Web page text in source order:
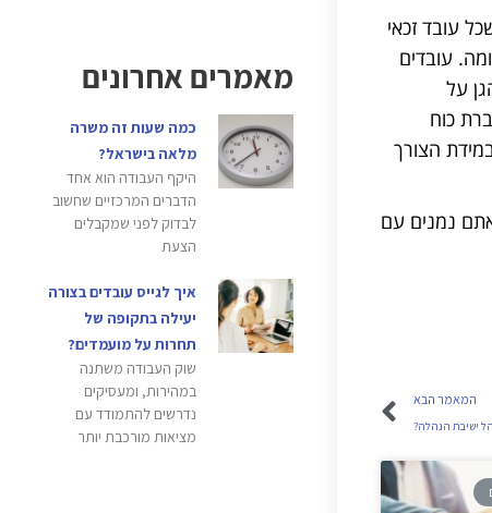
עובד זכאי
עובדים
על
כוח
הצורך
נמנים עם
המאמר הבא
ישיבת הנהלה?
מאמרים אחרונים
כמה שעות זה משרה
מלאה בישראל?
היקף העבודה הוא אחד
הדברים המרכזיים שחשוב
לבדוק לפני שמקבלים
הצעת
איך לגייס עובדים בצורה
יעילה בתקופה של
תחרות על מועמדים?
שוק העבודה משתנה
במהירות, ומעסיקים
נדרשים להתמודד עם
מציאות מורכבת יותר